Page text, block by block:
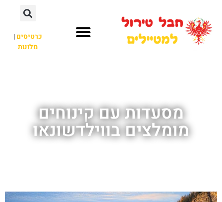
כרטיסים|
מלונות
מסעדות עם קינוחים
מומלצים בווילדשונאו